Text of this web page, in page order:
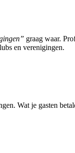
graag waar.
en verenigingen.
Wat je gasten